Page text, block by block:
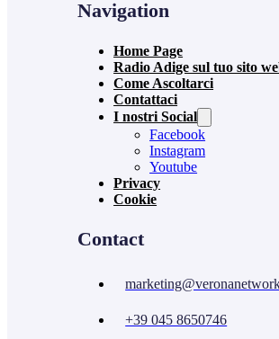
Navigation
Home Page
Radio Adige sul tuo sito
Come Ascoltarci
Contattaci
I nostri Social
Facebook
Instagram
Youtube
Privacy
Cookie
Contact
+39 045 8650746